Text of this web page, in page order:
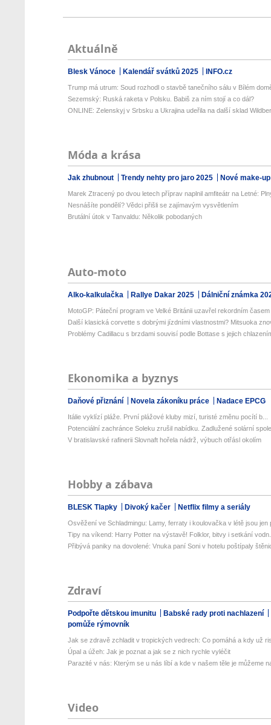
Aktuálně
Blesk Vánoce Kalendář svátků 2025 INFO.cz
Trump má utrum: Soud rozhodl o stavbě tanečního sálu v Bílém
Sezemský: Ruská raketa v Polsku. Babiš za ním stojí a co dál?
ONLINE: Zelenskyj v Srbsku a Ukrajina udeřila na další sklad
Móda a krása
Jak zhubnout Trendy nehty pro jaro 2025 Nové make-
Marek Ztracený po dvou letech příprav naplnil amfiteátr na Letné:
Nesnášíte pondělí? Vědci přišli se zajímavým vysvětlením
Brutální útok v Tanvaldu: Několik pobodaných
Auto-moto
Alko-kalkulačka Rallye Dakar 2025 Dálniční známka
MotoGP: Páteční program ve Velké Británii uzavřel rekordním
Další klasická corvette s dobrými jízdními vlastnostmi? Mitsuoka
Problémy Cadillacu s brzdami souvisí podle Bottase s jejich
Ekonomika a byznys
Daňové přiznání Novela zákoníku práce Nadace EPCG
Itálie vyklízí pláže. První plážové kluby mizí, turisté změnu pocítí b...
Potenciální zachránce Soleku zrušil nabídku. Zadlužené solární
V bratislavské rafinerii Slovnaft hořela nádrž, výbuch otřásl okolím
Hobby a zábava
BLESK Tlapky Divoký kačer Netflix filmy a seriály
Osvěžení ve Schladmingu: Lamy, ferraty i koulovačka v létě jsou jen
Tipy na víkend: Harry Potter na výstavě! Folklor, bitvy i setkání
Přibývá paniky na dovolené: Vnuka paní Soni v hotelu poštípaly
Zdraví
Podpořte dětskou imunitu
Babské rady proti nachlazení
pomůže rýmovník
Jak se zdravě zchladit v tropických vedrech: Co pomáhá a kdy už
Úpal a úžeh: Jak je poznat a jak se z nich rychle vyléčit
Parazité v nás: Kterým se u nás líbí a kde v našem těle je můžeme
Video